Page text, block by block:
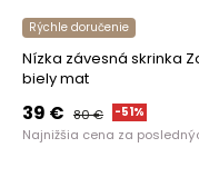
Rýchle doručenie
Nízka závesná skrinka
biely mat
39 € 80€ -51%
Najnižšia cena za